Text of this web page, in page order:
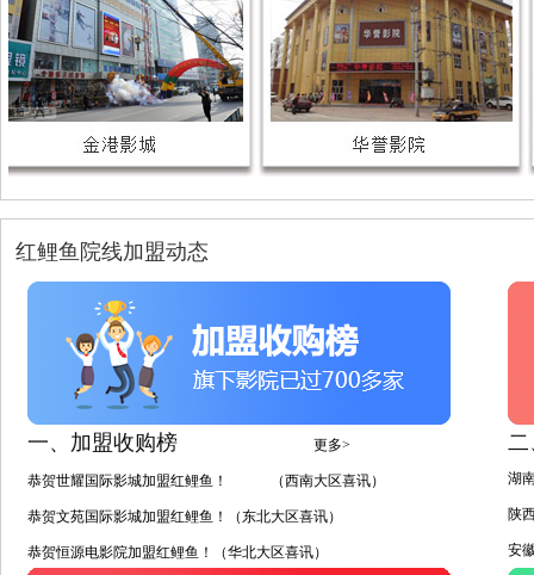
红鲤鱼院线加盟动态
一、加盟收购榜 更多>
恭贺世耀国际影城加盟红鲤鱼！ （西南大区喜讯）
恭贺文苑国际影城加盟红鲤鱼！（东北大区喜讯）
恭贺恒源电影院加盟红鲤鱼！（华北大区喜讯）
二
湖
陕
安